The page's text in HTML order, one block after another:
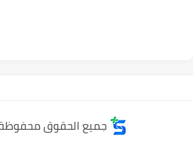
جميع الحقوق محفوظة ©